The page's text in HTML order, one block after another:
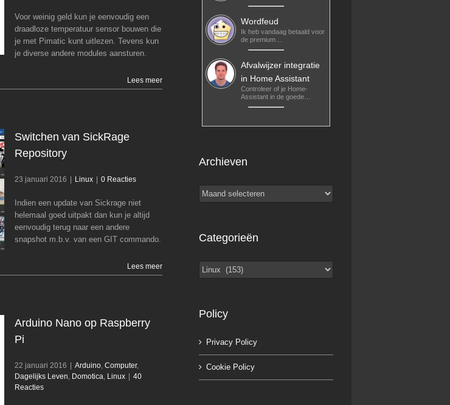
Arduino Computer Domotica Linux
Voor weinig geld kun je eenvoudig een
draadloze temperatuur sensor bouwen die
je met Pimatic kunt uitlezen. Tevens kun
je diverse andere modules aansturen.
Lees meer
Switchen van SickRage Repository
Linux
Switchen van SickRage
Repository
23 januari 2016 Linux 0 Reacties
Indien een update van Sickrage niet
helemaal goed uitpakt dan kun je altijd
eenvoudig terug naar een andere
snapshot m.b.v. van een GIT commando.
Lees meer
Arduino Nano op Raspberry Pi
Arduino
Arduino Nano op Raspberry
Pi
22 januari 2016 | Arduino Computer,
Dagelijks Leven Domotica Linux | 40
Reacties
Wordfeud
Ik heb vandaag betaald voor
de premium…
Afvalwijzer integratie
in Home Assistant
Controleer of je Home-
Assistant in de goede…
Archieven
Archieven
Categorieën
Categorieën
Policy
Privacy Policy
Cookie Policy